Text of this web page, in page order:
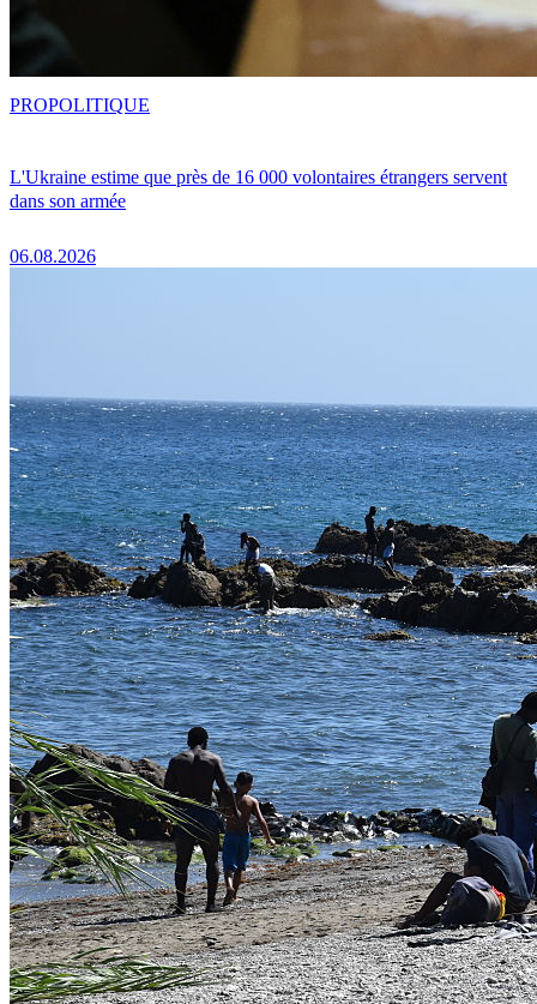
L'Ukraine estime que près de 16 000 volontaires étrangers servent
dans son armée
06.08.2026
PROPOLITIQUE